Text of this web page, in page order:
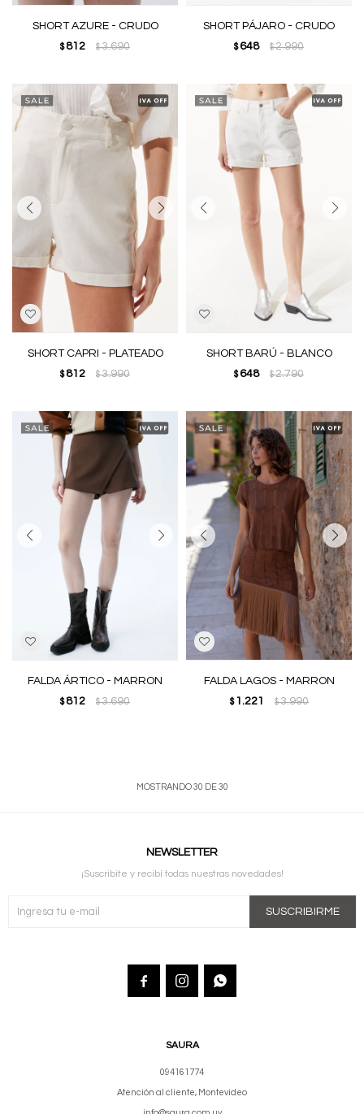
SHORT AZURE - CRUDO
$ 812 $3.690
SHORT PÁJARO - CRUDO
$ 648 $2.990
SHORT CAPRI - PLATEADO
$ 812 $3.990
SHORT BARÚ - BLANCO
$ 648 $2.790
FALDA ÁRTICO - MARRON
$ 812 $3.690
FALDA LAGOS - MARRON
$ 1.221 $3.990
MOSTRANDO30 DE30
SAURA
094161774
Atención al cliente, Montevideo
NEWSLETTER
¡Suscribite y recibí todas nuestras novedades!
SUSCRIBIRME
  